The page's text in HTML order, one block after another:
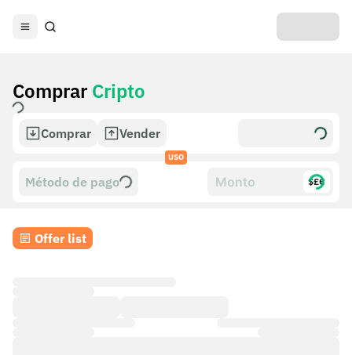
Comprar Cripto
Comprar Vender
USO
Método de pago $£€
Offer list